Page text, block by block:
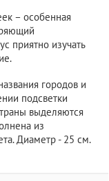
– особенная
приятно изучать
городов и
подсветки
выделяются
из
Диаметр - 25 см.